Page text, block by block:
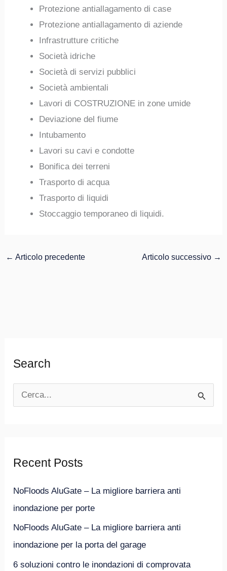
Protezione antiallagamento di case
Protezione antiallagamento di aziende
Infrastrutture critiche
Società idriche
Società di servizi pubblici
Società ambientali
Lavori di COSTRUZIONE in zone umide
Deviazione del fiume
Intubamento
Lavori su cavi e condotte
Bonifica dei terreni
Trasporto di acqua
Trasporto di liquidi
Stoccaggio temporaneo di liquidi.
← Articolo precedente Articolo successivo →
Search
a
Recent Posts
NoFloods AluGate – La migliore barriera anti
inondazione per porte
NoFloods AluGate – La migliore barriera anti
inondazione per la porta del garage
6 soluzioni contro le inondazioni di comprovata